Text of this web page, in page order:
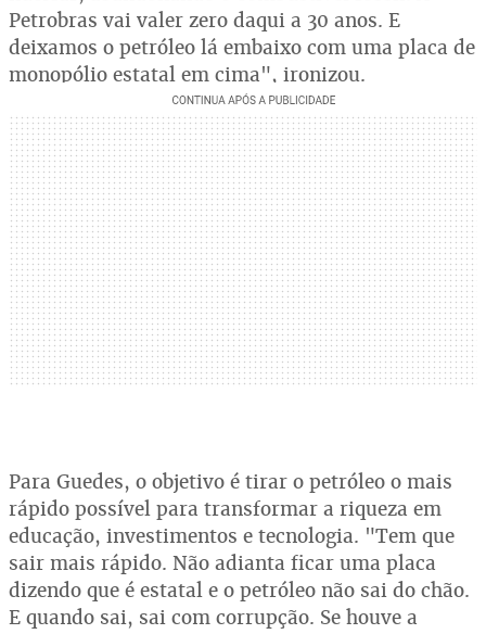
Petrobras vai valer zero daqui a 30 anos. E
deixamos o petróleo lá embaixo com uma placa de
monopólio estatal em cima", ironizou.
Para Guedes, o objetivo é tirar o petróleo o mais
rápido possível para transformar a riqueza em
educação, investimentos e tecnologia. "Tem que
sair mais rápido. Não adianta ficar uma placa
dizendo que é estatal e o petróleo não sai do chão.
E quando sai, sai com corrupção. Se houve a